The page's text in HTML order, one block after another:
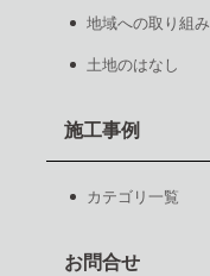
地域への取り組み
土地のはなし
施工事例
カテゴリ一覧
お問合せ